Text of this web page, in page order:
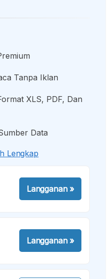
Tanpa Iklan
XLS, PDF, Dan
Data
Lengkap
Langganan»
Langganan»